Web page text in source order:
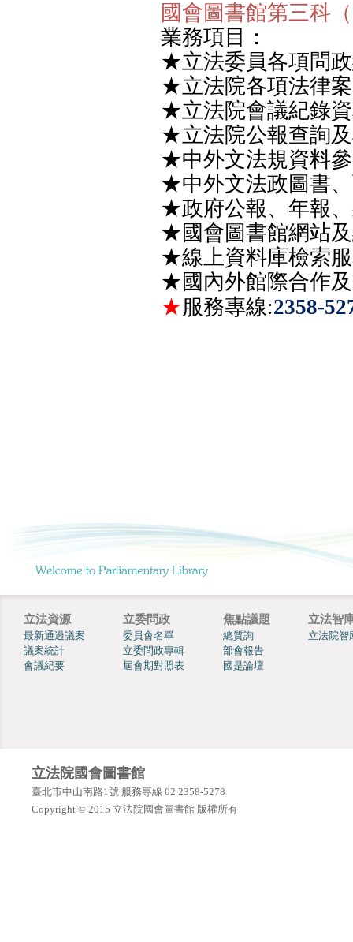
國會圖書館第三科
業務項目：
★立法委員各項問
★立法院各項法律
★立法院會議紀錄
★立法院公報查詢
★中外文法規資料
★中外文法政圖書
★政府公報、年報
★ 國會圖書館網站
★線上資料庫檢索
★ 國內外館際合作
★服務專線:2358-
立法資源
最新通過議案
議案統計
會議紀要
立委問政
委員會名單
立委問政專輯
屆會期對照表
焦點議題
總質詢
部會報告
國是論壇
立法智
立法院智
立法院國會圖書館
臺北市中山南路1號 服務專線 02 2358-5278
Copyright © 2015 立法院國會圖書館 版權所有